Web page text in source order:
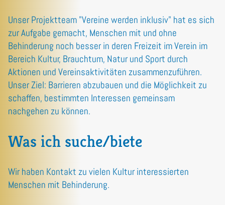
Unser Projektteam "Vereine werden inklusiv" hat es sich
zur Aufgabe gemacht, Menschen mit und ohne
Behinderung noch besser in deren Freizeit im Verein im
Bereich Kultur, Brauchtum, Natur und Sport durch
Aktionen und Vereinsaktivitäten zusammenzuführen.
Unser Ziel: Barrieren abzubauen und die Möglichkeit zu
schaffen, bestimmten Interessen gemeinsam
nachgehen zu können.
Was ich suche/biete
Wir haben Kontakt zu vielen Kultur interessierten
Menschen mit Behinderung.